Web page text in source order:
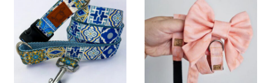
A
változatok
a
termékoldalon
választhatók
A
változatok
a
termékoldalon
választhatók